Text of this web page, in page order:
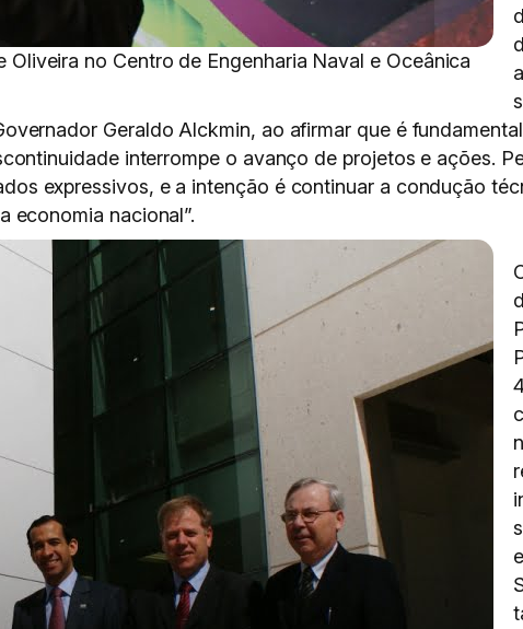
no Centro de Engenharia Naval e Oceânica
Geraldo Alckmin, ao afirmar que é
interrompe o avanço de projetos e ações.
expressivos, e a intenção é continuar a condução
economia nacional”.